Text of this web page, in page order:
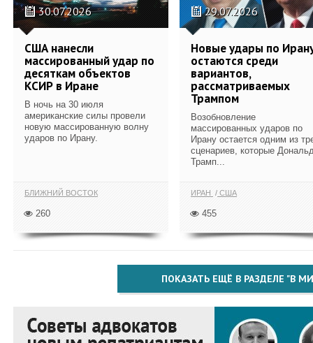
30.07.2026
США нанесли
массированный удар по
десяткам объектов
КСИР в Иране
В ночь на 30 июля
американские силы провели
новую массированную волну
ударов по Ирану.
БЛИЖНИЙ ВОСТОК
260
29.07.2026
Новые удары по
остаются среди
вариантов,
рассматриваемых
Трампом
Возобновление
массированных ударов по
Ирану остается одним из
сценариев, которые
Трамп...
ИРАН США
455
ПОКАЗАТЬ ЕЩЁ В РАЗДЕЛЕ "В